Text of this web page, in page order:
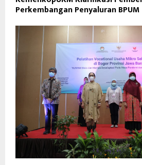
Perkembangan Penyaluran BPUM